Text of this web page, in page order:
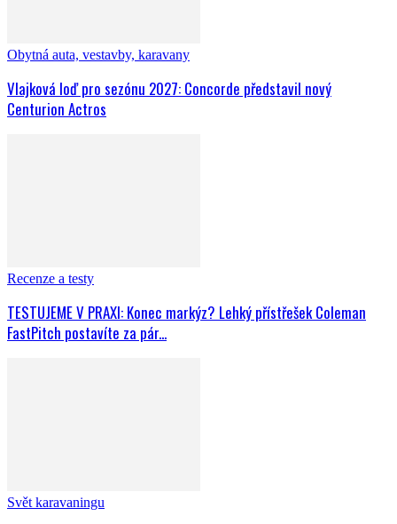
Obytná auta, vestavby, karavany
Vlajková loď pro sezónu 2027: Concorde představil nový
Centurion Actros
Recenze a testy
TESTUJEME V PRAXI: Konec markýz? Lehký přístřešek Coleman
FastPitch postavíte za pár...
Svět karavaningu